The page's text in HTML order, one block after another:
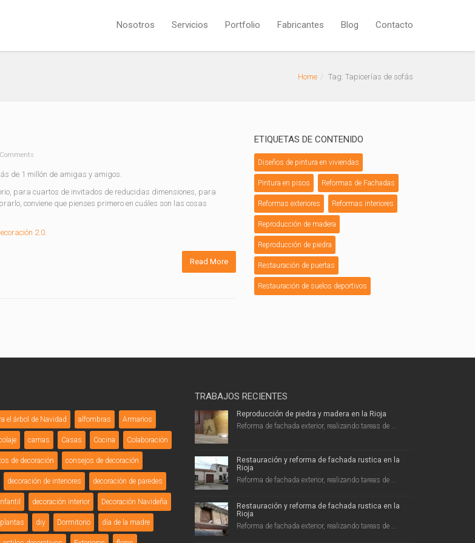
Nosotros Servicios Portfolio Fabricantes Blog Contacto
Home Tag: Tapicerías de sofás
de 1 millón de amigas y amigos.
para cuartos de invitados de reducidas dimensiones, para
conviene que pienses primero en cuáles son las cosas
2.0.
Read More
ETIQUETAS DE CONTENIDO
Diseños de pintura en viviendas
Pintura en pisos Reformas de Fachadas
Reformas exteriores Reformas interiores
Reproducción de madera
Reproducción de piedra
Restauración de puertas
Restauración de suelos deportivos
el árbol de Navidad alfombras Armarios
camas Casas Cocina Colaboración
de decoración consejos de decoración
decoración de interiores decoración de paredes
decoración interior Decoración Navideña
diy Dormitorio día de la madre
TRABAJOS RECIENTES
Reproducción de piedra y madera en la Rioja
Reforma de fachada exterior, realizando tareas de ...
Restauración y reforma de fachada rustica en la
Rioja
Reforma de fachada exterior, realizando tareas de ...
Restauración y reforma de fachada rustica en la
Rioja
Reforma de fachada exterior, realizando tareas de ...